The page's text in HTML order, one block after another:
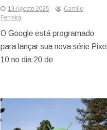
13 Agosto 2025
Camilo
Ferreira
O Google está programado
para lançar sua nova série Pixel
10 no dia 20 de